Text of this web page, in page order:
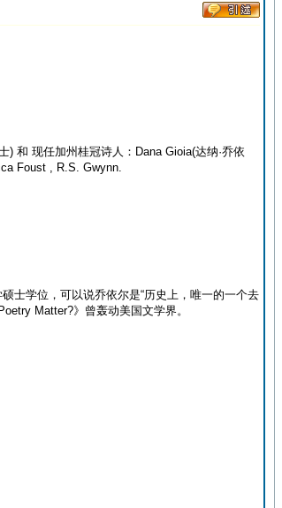
和 现任加州桂冠诗人：Dana Gioia(达纳·乔依
Foust , R.S. Gwynn.
士学位，可以说乔依尔是“历史上，唯一的一个去
Matter?》曾轰动美国文学界。